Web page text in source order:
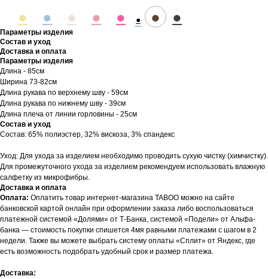
● ● ● ● ● ● ● ●
Параметры изделия
Состав и уход
Доставка и оплата
Параметры изделия
Длина - 85см
Ширина 73-82см
Длина рукава по верхнему шву - 59см
Длина рукава по нижнему шву - 39см
Длина плеча от линии горловины - 25см
Состав и уход
Состав: 65% полиэстер, 32% вискоза, 3% спандекс
Уход: Для ухода за изделием необходимо проводить сухую чистку (химчистку).
Для промежуточного ухода за изделием рекомендуем использовать влажную
салфетку из микрофибры.
Доставка и оплата
Оплата: Оплатить товар интернет-магазина TABOO можно на сайте
банковской картой онлайн при оформлении заказа либо воспользоваться
платежной системой «Долями» от Т-Банка, системой «Подели» от Альфа-
банка — стоимость покупки спишется 4мя равными платежами с шагом в 2
недели. Также вы можете выбрать систему оплаты «Сплит» от Яндекс, где
есть возможность подобрать удобный срок и размер платежа.
Доставка: